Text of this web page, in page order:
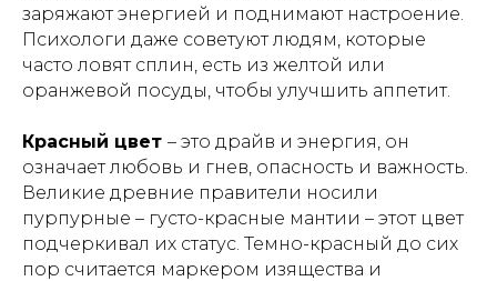
заряжают энергией и поднимают настроение.
Психологи даже советуют людям, которые
часто ловят сплин, есть из желтой или
оранжевой посуды, чтобы улучшить аппетит.
Красный цвет – это драйв и энергия, он
означает любовь и гнев, опасность и важность.
Великие древние правители носили
пурпурные – густо-красные мантии – этот цвет
подчеркивал их статус. Темно-красный до сих
пор считается маркером изящества и